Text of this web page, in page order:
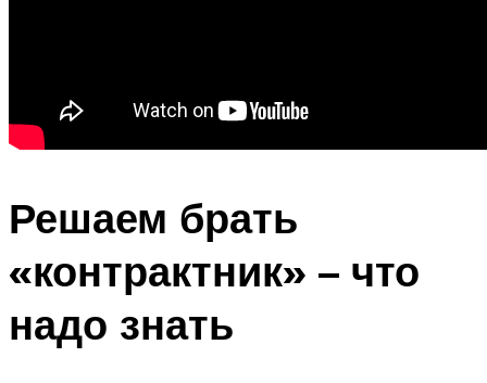
Решаем брать
«контрактник» – что
надо знать